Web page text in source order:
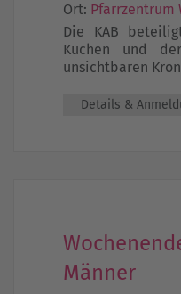
Ort: Pfarrzentrum
Die KAB
Kuchen und
unsichtbaren
Details &
Männer